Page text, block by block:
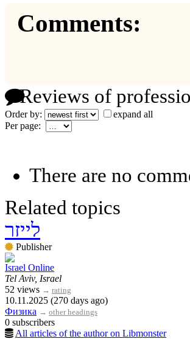
Comments:
Reviews of
Order by:
expand all
Per page:
There are no
Related topics
לייזר
Publisher
Israel Online
Tel Aviv, Israel
52 views → rating
10.11.2025 (270 days ago)
Физика → other headings
0 subscribers
All articles of the author on Libmonster